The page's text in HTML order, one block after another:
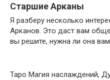
Старшие Арканы
Я разберу несколько
Арканов. Это даст вам
вы решите, нужна ли она
Таро Магия наслаждений,